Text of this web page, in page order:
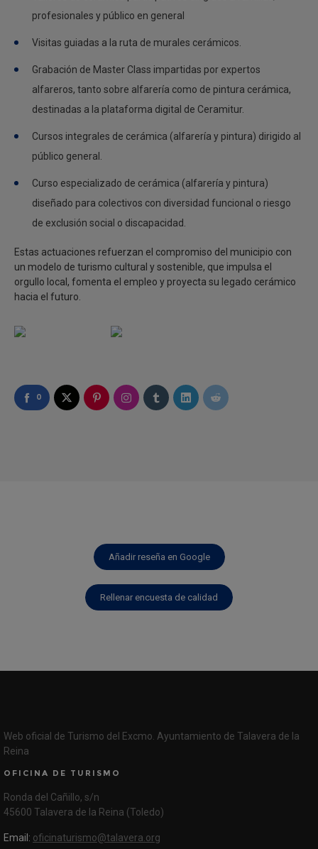
profesionales y público en general
Visitas guiadas a la ruta de murales cerámicos.
Grabación de Master Class impartidas por expertos
alfareros, tanto sobre alfarería como de pintura cerámica,
destinadas a la plataforma digital de Ceramitur.
Cursos integrales de cerámica (alfarería y pintura) dirigido al
público general.
Curso especializado de cerámica (alfarería y pintura)
diseñado para colectivos con diversidad funcional o riesgo
de exclusión social o discapacidad.
Estas actuaciones refuerzan el compromiso del municipio con
un modelo de turismo cultural y sostenible, que impulsa el
orgullo local, fomenta el empleo y proyecta su legado cerámico
hacia el futuro.
0
Añadir reseña en Google
Rellenar encuesta de calidad
Web oficial de Turismo del Excmo. Ayuntamiento de Talavera de la
Reina
OFICINA DE TURISMO
Ronda del Cañillo, s/n
45600 Talavera de la Reina (Toledo)
Email: oficinaturismo@talavera.org